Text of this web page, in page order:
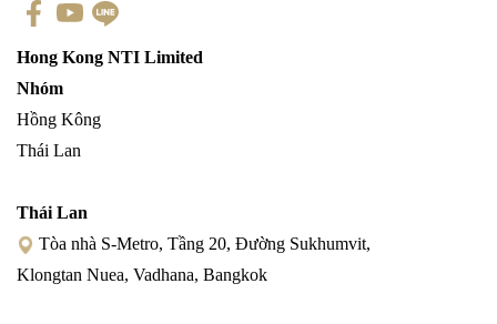
Hong Kong NTI Limited
Nhóm
Hồng Kông
Thái Lan
Thái Lan
Tòa nhà S-Metro, Tầng 20, Đường Sukhumvit,
Klongtan Nuea, Vadhana, Bangkok